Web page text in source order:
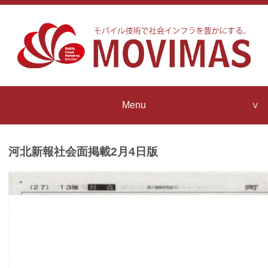
Menu
Strengths
MOVIMAS
河北新報社会面掲載2月4日版